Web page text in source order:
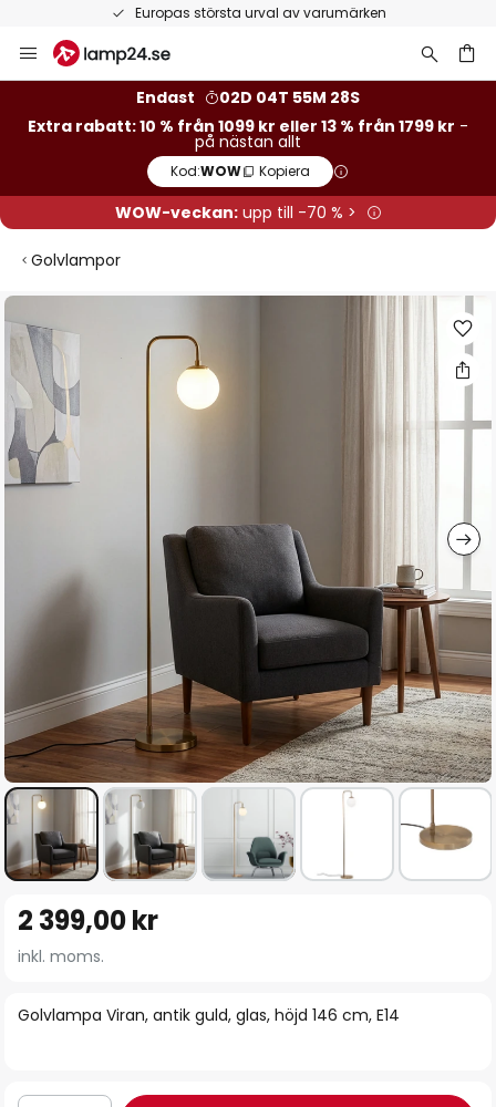
Europas största urval av varumärken
Hoppa
till
Endast
02D 04T 55M 27S
Extra rabatt: 10 % från 1099 kr eller 13 % från 1799 kr -
på nästan allt
Kod:WOW Kopiera
WOW-veckan:upp till -70 % >
Golvlampor
Hoppa
till
slutet
av
bildgalleriet
till
början
bildgalleriet
Golvlampa Viran, antik guld, glas, höjd 146 cm, E14
2 399,00 kr
inkl. moms.